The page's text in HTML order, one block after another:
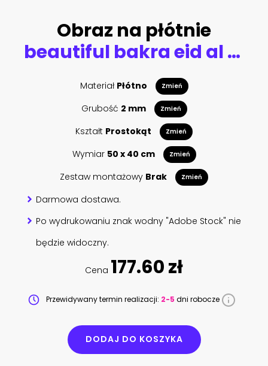
Obraz na płótnie
beautiful bakra eid al adha festival banner design
Materiał Płótno Zmień
Grubość 2 mm Zmień
Kształt Prostokąt Zmień
Wymiar 50 x 40 cm Zmień
Zestaw montażowy Brak Zmień
Darmowa dostawa.
Po wydrukowaniu znak wodny "Adobe Stock" nie
będzie widoczny.
Cena 177.60 zł
Przewidywany termin realizacji: 2-5 dni robocze
DODAJ DO KOSZYKA